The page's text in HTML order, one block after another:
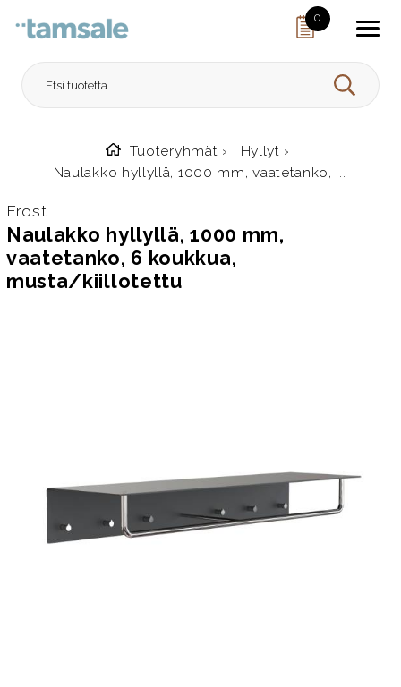
0
HAE
Etusivulle
Tuoteryhmät › Hyllyt ›
Naulakko hyllyllä, 1000 mm, vaatetanko, ...
Frost
Naulakko hyllyllä, 1000 mm,
vaatetanko, 6 koukkua,
musta/kiillotettu